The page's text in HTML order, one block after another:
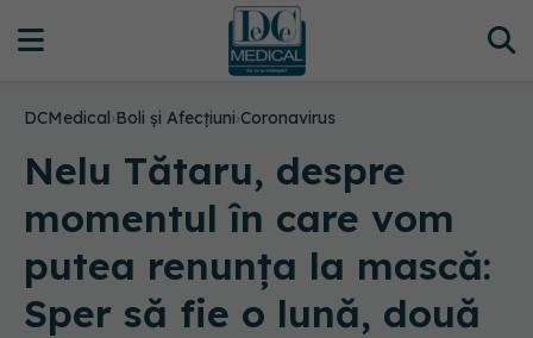
DCMedical›Boli și Afecțiuni›Coronavirus
Nelu Tătaru, despre
momentul în care vom
putea renunța la mască:
Sper să fie o lună, două